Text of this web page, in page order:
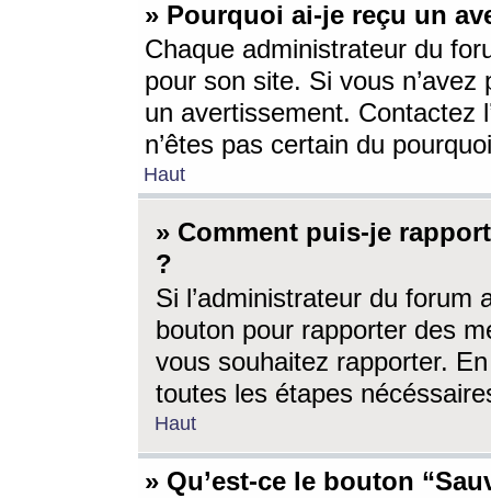
» Pourquoi ai-je reçu un
Chaque administrateur du
pour son site. Si vous
un avertissement. Contactez
n’êtes pas certain du
Haut
» Comment puis-je
?
Si l’administrateur du forum
bouton pour rapporter des
vous souhaitez rapporter.
toutes les étapes
Haut
» Qu’est-ce le bouton